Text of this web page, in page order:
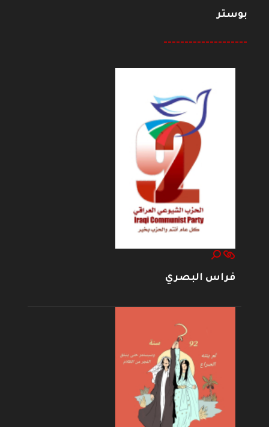
بوستر
--------------------
فراس البصري